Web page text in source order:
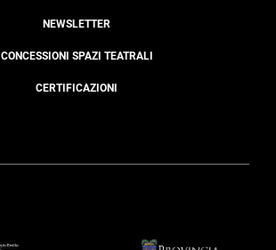
NEWSLETTER
CONCESSIONI SPAZI TEATRALI
CERTIFICAZIONI